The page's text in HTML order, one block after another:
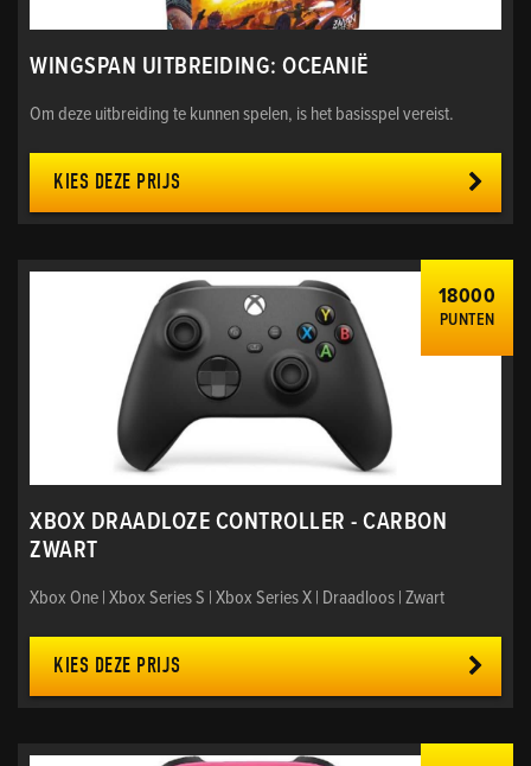
WINGSPAN UITBREIDING: OCEANIË
Om deze uitbreiding te kunnen spelen, is het basisspel vereist.
KIES DEZE PRIJS
18000
PUNTEN
XBOX DRAADLOZE CONTROLLER - CARBON
ZWART
Xbox One | Xbox Series S | Xbox Series X | Draadloos | Zwart
KIES DEZE PRIJS